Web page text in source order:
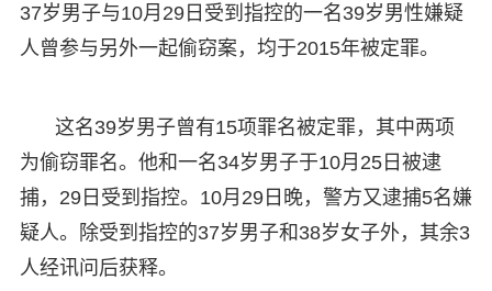
37岁男子与10月29日受到指控的一名39岁男性嫌疑
人曾参与另外一起偷窃案，均于2015年被定罪。
这名39岁男子曾有15项罪名被定罪，其中两项
为偷窃罪名。他和一名34岁男子于10月25日被逮
捕，29日受到指控。10月29日晚，警方又逮捕5名嫌
疑人。除受到指控的37岁男子和38岁女子外，其余3
人经讯问后获释。